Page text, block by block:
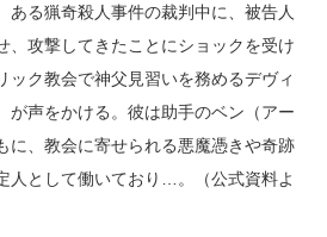
ある猟奇殺人事件の裁判中に、被告人
、攻撃してきたことにショックを受け
ック教会で神父見習いを務めるデヴィ
が声をかける。彼は助手のベン（アー
に、教会に寄せられる悪魔憑きや奇跡
人として働いており…。（公式資料よ